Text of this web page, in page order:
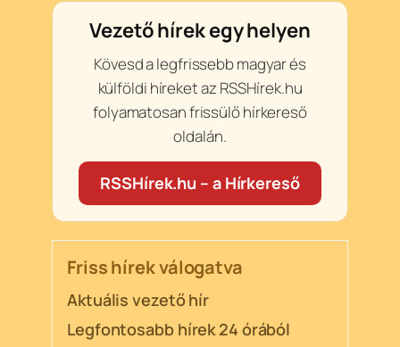
Vezető hírek egy helyen
Kövesd a legfrissebb magyar és
külföldi híreket az RSSHírek.hu
folyamatosan frissülő hírkereső
oldalán.
RSSHírek.hu – a Hírkereső
Friss hírek válogatva
Aktuális vezető hír
Legfontosabb hírek 24 órából